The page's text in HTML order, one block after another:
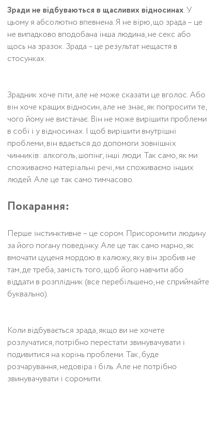
Зради не відбуваються в щасливих відносинах. У
цьому я абсолютно впевнена. Я не вірю, що зрада – це
не випадково вподобана інша людина, не секс або
щось на зразок. Зрада – це результат нещастя в
стосунках.
Зрадник хоче піти, але не може сказати це вголос. Або
він хоче кращих відносин, але не знає, як попросити те,
чого йому не вистачає. Він не може вирішити проблеми
в собі і у відносинах. І щоб вирішити внутрішні
проблеми, він вдається до допомоги зовнішніх
чинників: алкоголь, шопінг, інші люди. Так само, як ми
споживаємо матеріальні речі, ми споживаємо інших
людей. Але це так само тимчасово.
Покарання:
Перше інстинктивне – це сором. Присоромити людину
за його погану поведінку. Але це так само марно, як
вмочати цуценя мордою в калюжу, яку він зробив не
там, де треба, замість того, щоб його навчити або
віддати в розплідник (все перебільшено, не сприймайте
буквально).
Коли відбувається зрада, якщо ви не хочете
розлучатися, потрібно перестати звинувачувати і
подивитися на корінь проблеми. Так, буде
розчарування, недовіра і біль. Але не потрібно
звинувачувати і соромити.